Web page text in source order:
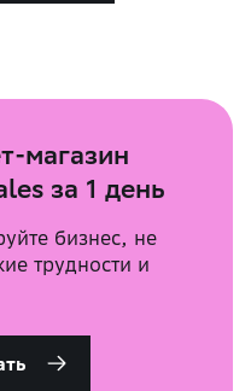
магазин
за 1 день
бизнес, не
трудности и